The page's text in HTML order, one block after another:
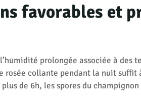
favorables et
prolongée associée à des
rosée collante pendant la nuit
de 6h, les spores du